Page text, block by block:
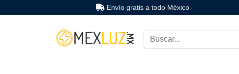
Envío gratis a todo México